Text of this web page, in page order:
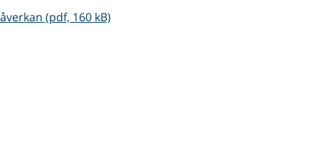
(pdf, 160 kB)